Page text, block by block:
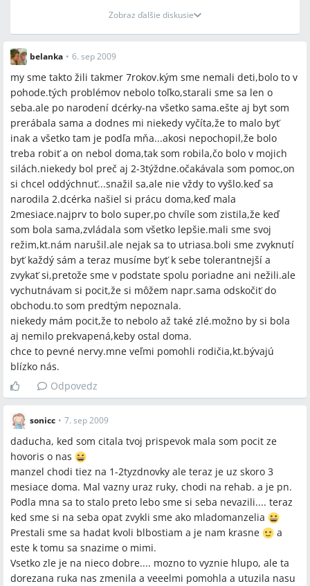
Zobraz ďalšie diskusie
belanka • 6. sep 2009
my sme takto žili takmer 7rokov.kým sme nemali deti,bolo to v
pohode.tých problémov nebolo toľko,starali sme sa len o
seba.ale po narodení dcérky-na všetko sama.ešte aj byt som
prerábala sama a dodnes mi niekedy vyčíta,že to malo byť
inak a všetko tam je podľa mňa...akosi nepochopil,že bolo
treba robiť a on nebol doma,tak som robila,čo bolo v mojich
silách.niekedy bol preč aj 2-3týždne.očakávala som pomoc,on
si chcel oddýchnuť...snažil sa,ale nie vždy to vyšlo.keď sa
narodila 2.dcérka našiel si prácu doma,keď mala
2mesiace.najprv to bolo super,po chvíle som zistila,že keď
som bola sama,zvládala som všetko lepšie.mali sme svoj
režim,kt.nám narušil.ale nejak sa to utriasa.boli sme zvyknutí
byť každý sám a teraz musíme byť k sebe tolerantnejší a
zvykať si,pretože sme v podstate spolu poriadne ani nežili.ale
vychutnávam si pocit,že si môžem napr.sama odskočiť do
obchodu.to som predtým nepoznala.
niekedy mám pocit,že to nebolo až také zlé.možno by si bola
aj nemilo prekvapená,keby ostal doma.
chce to pevné nervy.mne veľmi pomohli rodičia,kt.bývajú
blízko nás.
Odpovedz
sonicc • 7. sep 2009
daducha, ked som citala tvoj prispevok mala som pocit ze
hovoris o nas
manzel chodi tiez na 1-2tyzdnovky ale teraz je uz skoro 3
mesiace doma. Mal vazny uraz ruky, chodi na rehab. a je pn.
Podla mna sa to stalo preto lebo sme si seba nevazili.... teraz
ked sme si na seba opat zvykli sme ako mladomanzelia
Prestali sme sa hadat kvoli blbostiam a je nam krasne
a
este k tomu sa snazime o mimi.
Vsetko zle je na nieco dobre.... mozno to vyznie hlupo, ale ta
dorezana ruka nas zmenila a veeelmi pomohla a utuzila nasu